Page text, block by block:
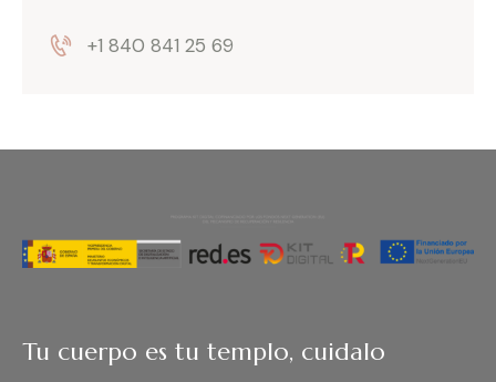
+1 840 841 25 69
Tu cuerpo es tu templo, cuidalo